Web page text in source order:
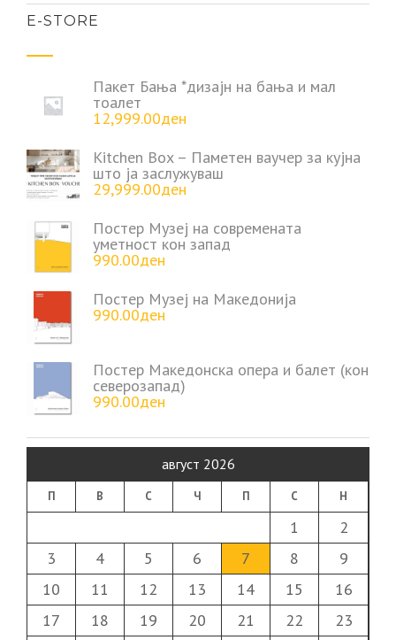
Е-STORE
Пакет Бања *дизајн на бања и мал
тоалет
12,999.00ден
Kitchen Box – Паметен ваучер за кујна
што ја заслужуваш
29,999.00ден
Постер Музеј на современата
уметност кон запад
990.00ден
Постер Музеј на Македонија
990.00ден
Постер Македонска опера и балет (кон
северозапад)
990.00ден
август 2026
П В С Ч П С Н
1
2
3
4 5 6 7 8
9
10
11 12 13 14 15
16
17
18 19 20 21 22
23